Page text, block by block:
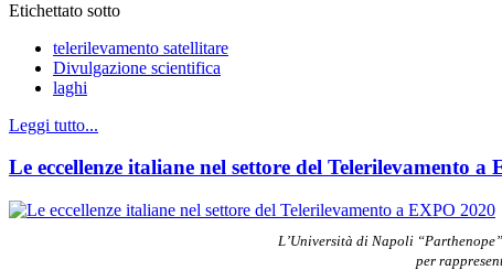
Etichettato sotto
telerilevamento satellitare
Divulgazione scientifica
laghi
Leggi tutto...
Le eccellenze italiane nel settore del Telerilevamento a
L’Università di Napoli
per